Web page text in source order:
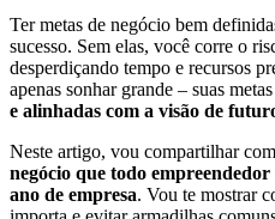
Ter metas de negócio bem
sucesso. Sem elas, você corre o
desperdiçando tempo e recursos
apenas sonhar grande – suas
e alinhadas com a visão de
Neste artigo, vou compartilhar
negócio que todo
ano de empresa. Vou te mostrar